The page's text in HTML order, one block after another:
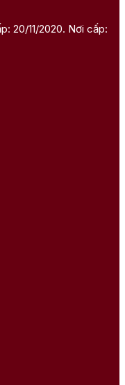
20/11/2020. Nơi cấp: